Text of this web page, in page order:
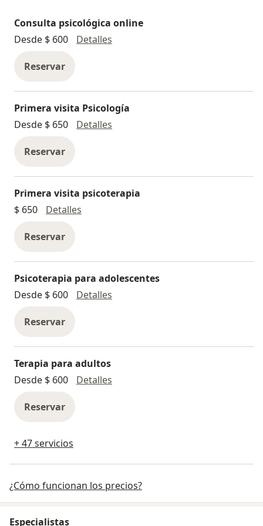
Consulta psicológica online
Desde $ 600
Detalles
Reservar
Primera visita Psicología
Desde $ 650
Detalles
Reservar
Primera visita psicoterapia
$ 650
Detalles
Reservar
Psicoterapia para adolescentes
Desde $ 600
Detalles
Reservar
Terapia para adultos
Desde $ 600
Detalles
Reservar
+ 47 servicios
¿Cómo funcionan los precios?
Especialistas